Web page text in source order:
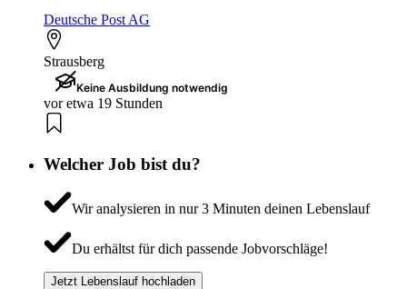
Deutsche Post AG
Strausberg
Keine Ausbildung notwendig
vor etwa 19 Stunden
Welcher Job bist du?
Wir analysieren in nur 3 Minuten deinen Lebenslauf
Du erhältst für dich passende Jobvorschläge!
Jetzt Lebenslauf hochladen